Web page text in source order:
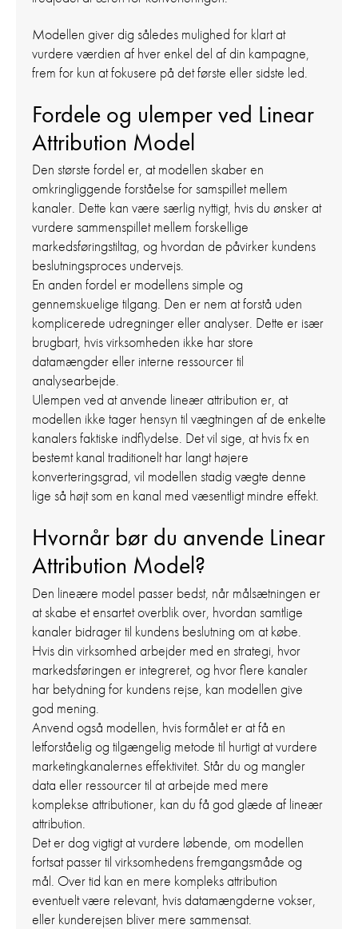
Modellen giver dig således mulighed for klart at
vurdere værdien af hver enkel del af din kampagne,
frem for kun at fokusere på det første eller sidste led.
Fordele og ulemper ved Linear
Attribution Model
Den største fordel er, at modellen skaber en
omkringliggende forståelse for samspillet mellem
kanaler. Dette kan være særlig nyttigt, hvis du ønsker at
vurdere sammenspillet mellem forskellige
markedsføringstiltag, og hvordan de påvirker kundens
beslutningsproces undervejs.
En anden fordel er modellens simple og
gennemskuelige tilgang. Den er nem at forstå uden
komplicerede udregninger eller analyser. Dette er især
brugbart, hvis virksomheden ikke har store
datamængder eller interne ressourcer til
analysearbejde.
Ulempen ved at anvende lineær attribution er, at
modellen ikke tager hensyn til vægtningen af de enkelte
kanalers faktiske indflydelse. Det vil sige, at hvis fx en
bestemt kanal traditionelt har langt højere
konverteringsgrad, vil modellen stadig vægte denne
lige så højt som en kanal med væsentligt mindre effekt.
Hvornår bør du anvende Linear
Attribution Model?
Den lineære model passer bedst, når målsætningen er
at skabe et ensartet overblik over, hvordan samtlige
kanaler bidrager til kundens beslutning om at købe.
Hvis din virksomhed arbejder med en strategi, hvor
markedsføringen er integreret, og hvor flere kanaler
har betydning for kundens rejse, kan modellen give
god mening.
Anvend også modellen, hvis formålet er at få en
letforståelig og tilgængelig metode til hurtigt at vurdere
marketingkanalernes effektivitet. Står du og mangler
data eller ressourcer til at arbejde med mere
komplekse attributioner, kan du få god glæde af lineær
attribution.
Det er dog vigtigt at vurdere løbende, om modellen
fortsat passer til virksomhedens fremgangsmåde og
mål. Over tid kan en mere kompleks attribution
eventuelt være relevant, hvis datamængderne vokser,
eller kunderejsen bliver mere sammensat.